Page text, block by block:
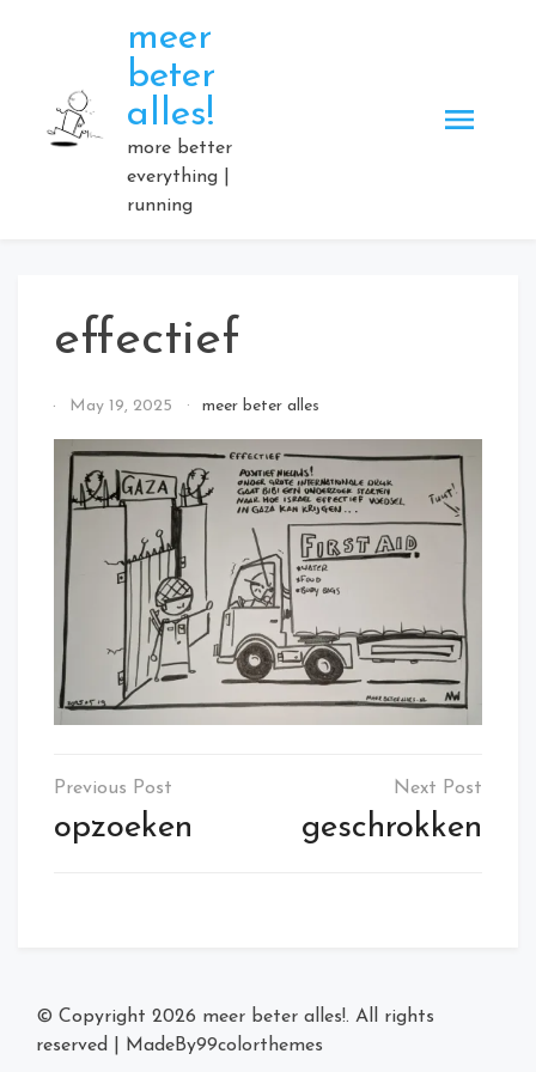
meer
beter
alles!
more better
everything |
running
effectief
ByMay 19, 2025 meer beter alles
Post
navigation
opzoeken geschrokken
© Copyright 2026 meer beter alles!. All rights
reserved
MadeBy99colorthemes